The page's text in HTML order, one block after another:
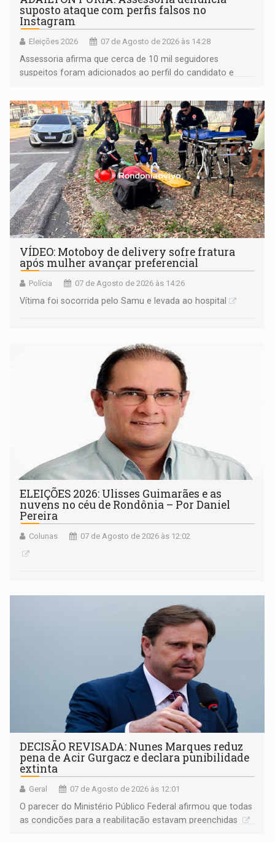
suposto ataque com perfis falsos no
Instagram
Eleições 2026 07 de Agosto de 2026 às 14:28
Assessoria afirma que cerca de 10 mil seguidores
suspeitos foram adicionados ao perfil do candidato e
remover as contas
VÍDEO: Motoboy de delivery sofre fratura
após mulher avançar preferencial
Polícia 07 de Agosto de 2026 às 14:26
Vítima foi socorrida pelo Samu e levada ao hospital
ELEIÇÕES 2026: Ulisses Guimarães e as
nuvens no céu de Rondônia – Por Daniel
Pereira
Colunas 07 de Agosto de 2026 às 12:02
DECISÃO REVISADA: Nunes Marques reduz
pena de Acir Gurgacz e declara punibilidade
extinta
Geral 07 de Agosto de 2026 às 12:01
O parecer do Ministério Público Federal afirmou que todas
as condições para a reabilitação estavam preenchidas